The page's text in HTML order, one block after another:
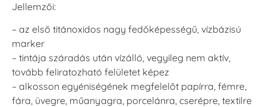
Jellemzői:
– az első titánoxidos nagy fedőképességű, vízbázisú
marker
– tintája száradás után vízálló, vegyileg nem aktív,
tovább feliratozható felületet képez
– alkosson egyéniségének megfelelőt papírra, fémre,
fára, üvegre, műanyagra, porcelánra, cserépre, textilre